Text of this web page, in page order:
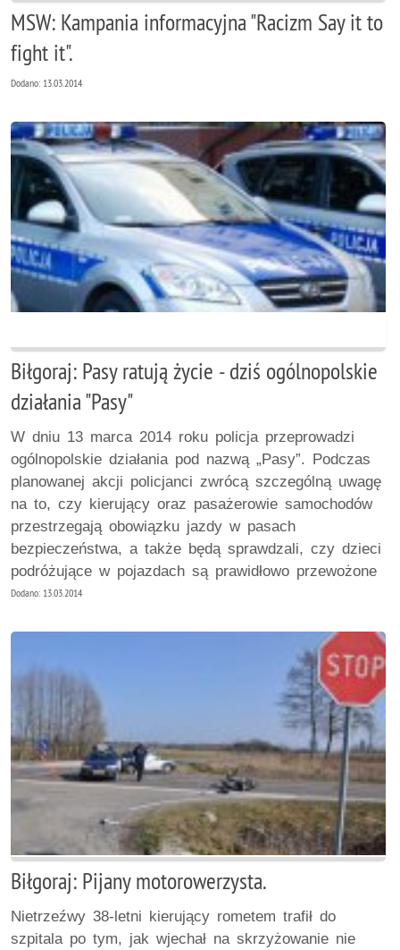
MSW: Kampania informacyjna "Racizm Say it to
fight it".
Dodano: 13.03.2014
Biłgoraj: Pasy ratują życie - dziś ogólnopolskie
działania "Pasy"
W dniu 13 marca 2014 roku policja przeprowadzi
ogólnopolskie działania pod nazwą „Pasy”. Podczas
planowanej akcji policjanci zwrócą szczególną uwagę
na to, czy kierujący oraz pasażerowie samochodów
przestrzegają obowiązku jazdy w pasach
bezpieczeństwa, a także będą sprawdzali, czy dzieci
podróżujące w pojazdach są prawidłowo przewożone
Dodano: 13.03.2014
Biłgoraj: Pijany motorowerzysta.
Nietrzeźwy 38-letni kierujący rometem trafił do
szpitala po tym, jak wjechał na skrzyżowanie nie